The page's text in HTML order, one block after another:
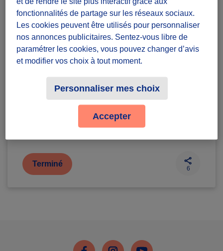
Diffuzeurs 8 souhaités
Dans toute la France
Badges à récolter
Terminé
6
FacebookInstagramYoutube
fonctionnalités de partage sur les réseaux sociaux.
Les cookies peuvent être utilisés pour personnaliser
nos annonces publicitaires. Sentez-vous libre de
paramétrer les cookies, vous pouvez changer d’avis
et modifier vos choix à tout moment.
Personnaliser mes choix
Accepter